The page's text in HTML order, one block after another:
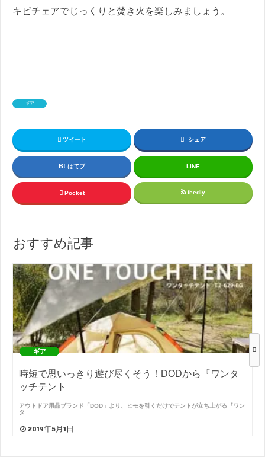
キビチェアでじっくりと焚き火を楽しみましょう。
ギア
ツイート シェア
はてブ LINE
Pocket feedly
おすすめ記事
ギア
時短で思いっきり遊び尽くそう！DODから『ワンタ
ッチテント
アウトドア用品ブランド「DOD」より、ヒモを引くだけでテントが立ち上がる『ワン
タ…
2019年5月1日